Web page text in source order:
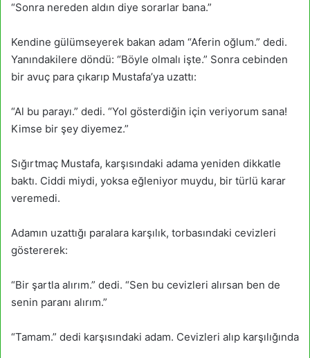
“Sonra nereden aldın diye sorarlar bana.”
Kendine gülümseyerek bakan adam “Aferin oğlum.” dedi.
Yanındakilere döndü: “Böyle olmalı işte.” Sonra cebinden
bir avuç para çıkarıp Mustafa’ya uzattı:
“Al bu parayı.” dedi. “Yol gösterdiğin için veriyorum sana!
Kimse bir şey diyemez.”
Sığırtmaç Mustafa, karşısındaki adama yeniden dikkatle
baktı. Ciddi miydi, yoksa eğleniyor muydu, bir türlü karar
veremedi.
Adamın uzattığı paralara karşılık, torbasındaki cevizleri
göstererek:
“Bir şartla alırım.” dedi. “Sen bu cevizleri alırsan ben de
senin paranı alırım.”
“Tamam.” dedi karşısındaki adam. Cevizleri alıp karşılığında